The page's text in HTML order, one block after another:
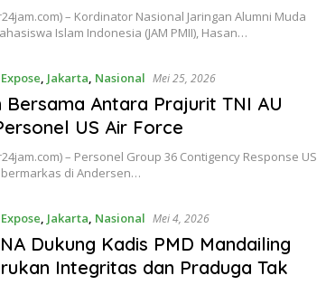
– Kordinator Nasional Jaringan Alumni Muda
Islam Indonesia (JAM PMII), Hasan…
, Jakarta, Nasional Mei 25, 2026
Bersama Antara Prajurit TNI AU
US Air Force
– Personel Group 36 Contigency Response US
bermarkas di Andersen…
, Jakarta, Nasional Mei 4, 2026
Dukung Kadis PMD Mandailing
Integritas dan Praduga Tak